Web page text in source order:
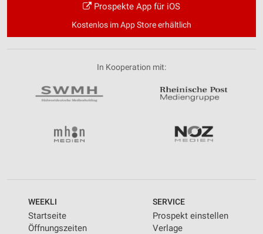
Prospekte App für iOS
Kostenlos im App Store erhältlich
In Kooperation mit:
WEEKLI
Startseite
Öffnungszeiten
SERVICE
Prospekt einstellen
Verlage